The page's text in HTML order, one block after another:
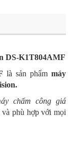
DS-K1T804AMF
là sản phẩmmáy
chấm công giá
và phù hợp với mọi